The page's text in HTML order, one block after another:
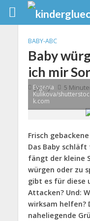
BABY-ABC
Baby
ich mir
Jenny 5
Evgenia
Kulikova/shutterstoc
k.com
Frisch
Das Baby
fängt der kleine
würgen oder zu
gibt es für diese
Attacken? Und:
wirksam helfen?
naheliegende